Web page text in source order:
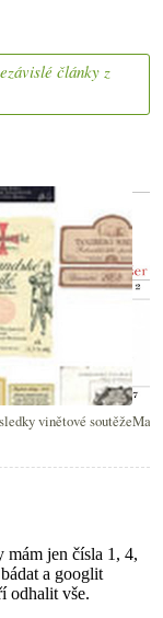
články z
vinětové soutěže